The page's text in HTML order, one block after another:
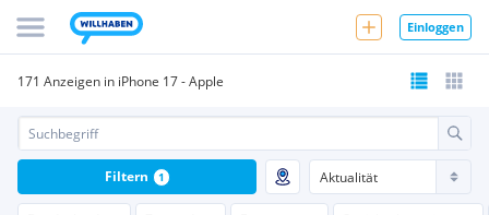
Einloggen
171 Anzeigen in iPhone 17 - Apple
Filtern 1